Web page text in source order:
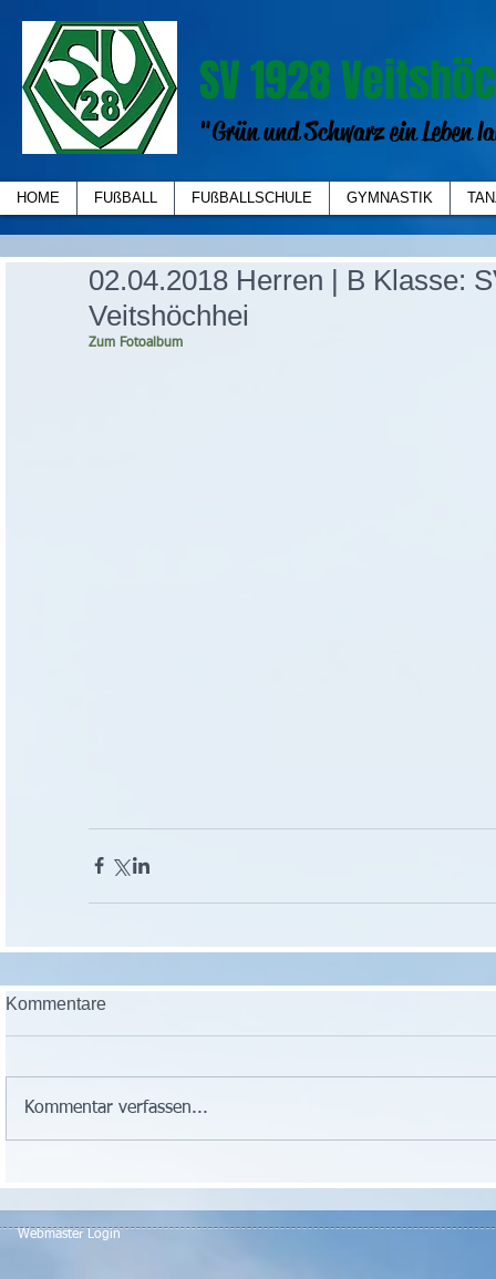
SV 1928
"Grün und Schwarz ein Leben
HOME FUßBALL FUßBALLSCHULE GYMNASTIK
02.04.2018 Herren | B Klasse:
Veitshöchhei
Zum Fotoalbum
Kommentare
Kommentar verfassen...
Webmaster Login